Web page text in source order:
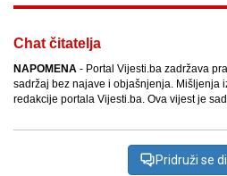
Chat čitatelja
NAPOMENA - Portal Vijesti.ba zadržava
sadržaj bez najave i objašnjenja. Mišljenja
redakcije portala Vijesti.ba. Ova vijest je
Pridruži se